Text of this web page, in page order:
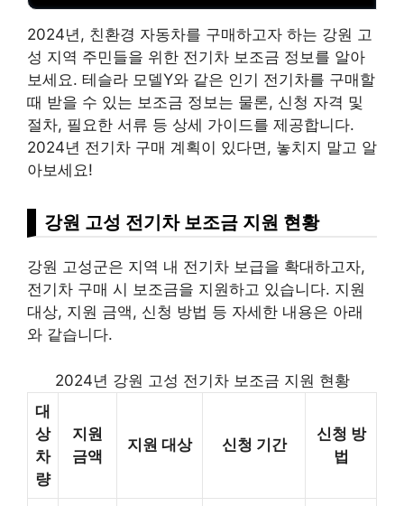
2024년, 친환경 자동차를 구매하고자 하는 강원 고
성 지역 주민들을 위한 전기차 보조금 정보를 알아
보세요. 테슬라 모델Y와 같은 인기 전기차를 구매할
때 받을 수 있는 보조금 정보는 물론, 신청 자격 및
절차, 필요한 서류 등 상세 가이드를 제공합니다.
2024년 전기차 구매 계획이 있다면, 놓치지 말고 알
아보세요!
강원 고성 전기차 보조금 지원 현황
강원 고성군은 지역 내 전기차 보급을 확대하고자,
전기차 구매 시 보조금을 지원하고 있습니다. 지원
대상, 지원 금액, 신청 방법 등 자세한 내용은 아래
와 같습니다.
2024년 강원 고성 전기차 보조금 지원 현황
대
상
차
량
지원
금액
지원 대상 신청 기간
신청 방
법